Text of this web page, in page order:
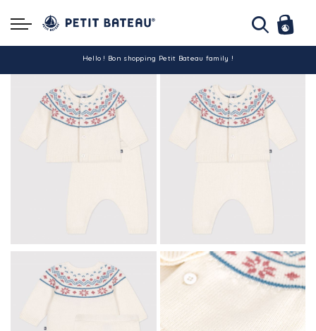
Hello ! Bon shopping Petit Bateau family !
La livraison est assurée partout en Tunisie !
-10% pour tout paiement par carte bancaire (hors promo)